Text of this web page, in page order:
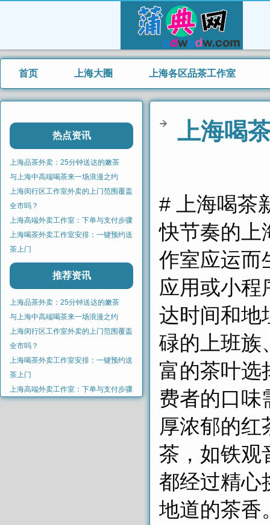
首页 上海大圈 上海各区品茶工作室
上海喝
# 上海喝茶
快节奏的上
作室应运而
应用或小程
达时间和地
碌的上班族
富的茶叶选
费者的口味
厚浓郁的
茶，如铁观
都经过精心
地道的茶香
热点资讯
上海品茶外卖：25分钟送达的嫩茶
与上海中高端喝茶来一场浪漫之约
上海闵行区工作室外卖的上门范围覆盖
全市吗？
上海高端外卖工作室：下单与支付步骤
上海喝茶外卖工作室安排：一键预约送
茶上门
推荐资讯
上海品茶外卖：25分钟送达的嫩茶
与上海中高端喝茶来一场浪漫之约
上海闵行区工作室外卖的上门范围覆盖
全市吗？
上海喝茶外卖工作室安排：一键预约送
茶上门
上海高端外卖工作室：下单与支付步骤